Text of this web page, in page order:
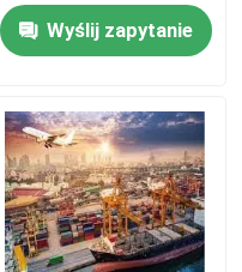
Ameryka Północna
Wyślij zapytanie